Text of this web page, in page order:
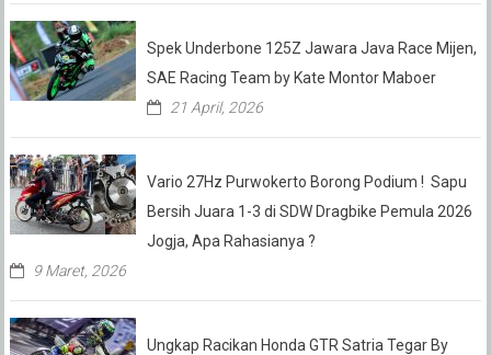
Spek Underbone 125Z Jawara Java Race Mijen,
SAE Racing Team by Kate Montor Maboer
21 April, 2026
Vario 27Hz Purwokerto Borong Podium ! Sapu
Bersih Juara 1-3 di SDW Dragbike Pemula 2026
Jogja, Apa Rahasianya ?
9 Maret, 2026
Ungkap Racikan Honda GTR Satria Tegar By